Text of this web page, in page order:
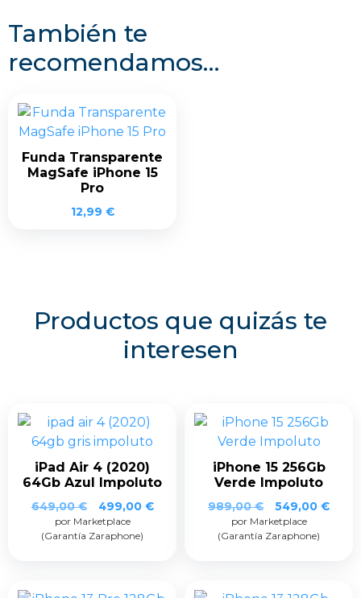
También te
recomendamos…
Funda Transparente
MagSafe iPhone 15
Pro
12,99 €
Productos que quizás te
interesen
iPad Air 4 (2020)
64Gb Azul Impoluto
649,00€ 499,00 €
por Marketplace
(Garantía Zaraphone)
iPhone 15 256Gb
Verde Impoluto
989,00€ 549,00 €
por Marketplace
(Garantía Zaraphone)